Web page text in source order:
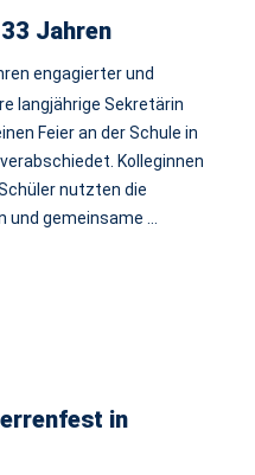
Jahren
engagierter und
langjährige Sekretärin
Feier an der Schule in
Kolleginnen
nutzten die
und gemeinsame …
in